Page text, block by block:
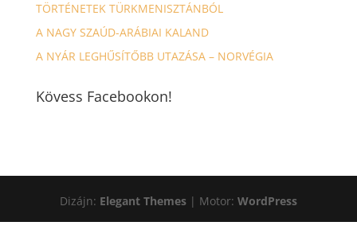
TÖRTÉNETEK TÜRKMENISZTÁNBÓL
A NAGY SZAÚD-ARÁBIAI KALAND
A NYÁR LEGHŰSÍTŐBB UTAZÁSA – NORVÉGIA
Kövess Facebookon!
Dizájn: Elegant Themes| Motor: WordPress